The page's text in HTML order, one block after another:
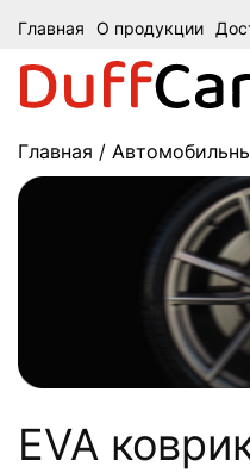
Главная О продукции
Главная /
EVA